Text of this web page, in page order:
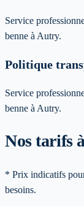
Service
benne à Autry.
Politique
Service
benne à Autry.
Nos tarifs
* Prix indicatifs
besoins.